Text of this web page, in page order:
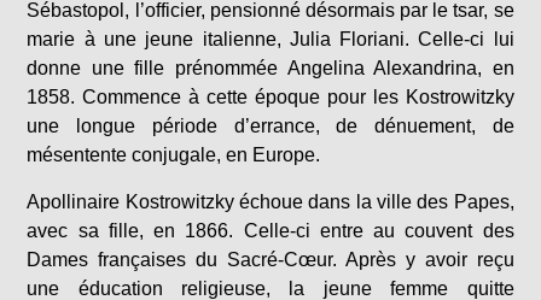
Sébastopol, l’officier, pensionné désormais par le tsar, se
marie à une jeune italienne, Julia Floriani. Celle-ci lui
donne une fille prénommée Angelina Alexandrina, en
1858. Commence à cette époque pour les Kostrowitzky
une longue période d’errance, de dénuement, de
mésentente conjugale, en Europe.
Apollinaire Kostrowitzky échoue dans la ville des Papes,
avec sa fille, en 1866. Celle-ci entre au couvent des
Dames françaises du Sacré-Cœur. Après y avoir reçu
une éducation religieuse, la jeune femme quitte